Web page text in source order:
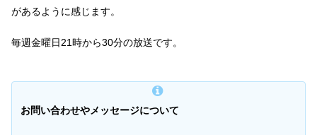
があるように感じます。
毎週金曜日21時から30分の放送です。
お問い合わせやメッセージについて